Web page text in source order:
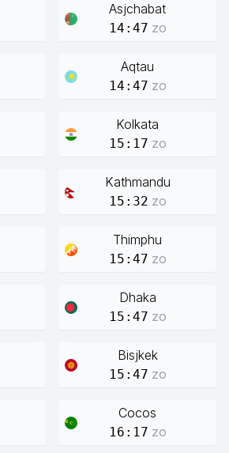
Asjchabat
14:47 zo
Aqtau
14:47 zo
Kolkata
15:17 zo
Kathmandu
15:32 zo
Thimphu
15:47 zo
Dhaka
15:47 zo
Bisjkek
15:47 zo
Cocos
16:17 zo